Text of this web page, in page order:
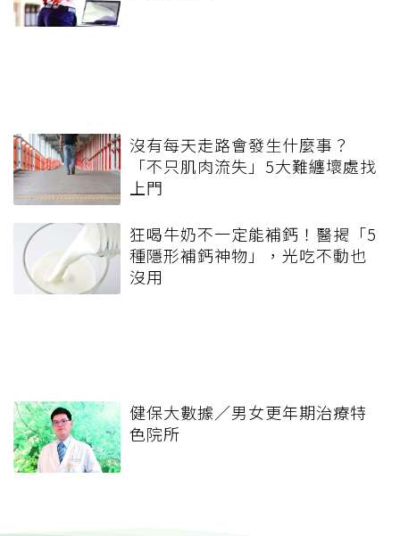
沒有每天走路會發生什麼事？
「不只肌肉流失」5大難纏壞處找
上門
狂喝牛奶不一定能補鈣！醫揭「5
種隱形補鈣神物」，光吃不動也
沒用
健保大數據／男女更年期治療特
色院所